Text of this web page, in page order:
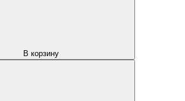
В корзину